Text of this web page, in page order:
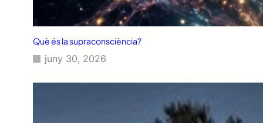
Què és la supraconsciència?
juny 30, 2026